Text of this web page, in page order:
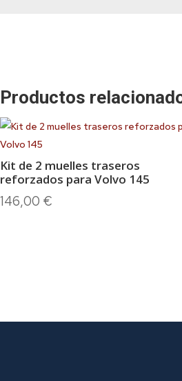
Productos
Kit de 2 muelles traseros
reforzados para Volvo 145
146,00 €